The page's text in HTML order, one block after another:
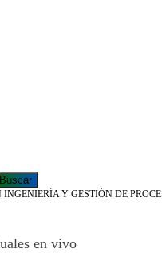
Buscar
en vivo